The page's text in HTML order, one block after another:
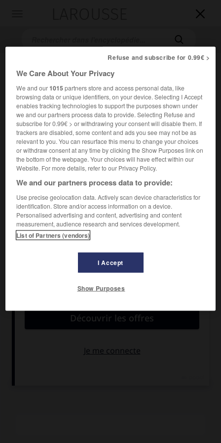


Accueil Encyclopédie [musdico] > Joseph Touchemoulin
JosephTouchemoulin
Cet article est extrait de l'ouvrage Larousse « Dictionnaire
de la musique ».
Violoniste et compositeur français (Chalon-sur-Saône 1727 –
Ratisbonne 1801).
chapelle en 1760 malgré les objections du grand-père de
qui se produisit l'année suivante, quand Touchemoulin
Taxis. Élève de Tartini, il composa des symphonies et des
lui doit aussi quelques pièces de musique de chambre et
Refuse and subscribe for 0.99€ >
We Care About Your Privacy
We and our1015partners store and access personal data, like
browsing data or unique identifiers, on your device. Selecting I Accept
enables tracking technologies to support the purposes shown under
we and our partners process data to provide. Selecting Refuse and
subscribe for 0.99€ > or withdrawing your consent will disable them. If
trackers are disabled, some content and ads you see may not be as
relevant to you. You can resurface this menu to change your choices
or withdraw consent at any time by clicking the Show Purposes link on
the bottom of the webpage. Your choices will have effect within our
Website. For more details, refer to our Privacy Policy.
We and our partners process data to provide:
Use precise geolocation data. Actively scan device characteristics for
identification. Store and/or access information on a device.
Personalised advertising and content, advertising and content
measurement, audience research and services development.
List of Partners (vendors)
I Accept
Show Purposes